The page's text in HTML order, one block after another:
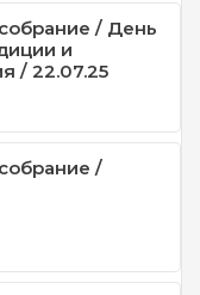
/ День
и
/ 22.07.25
/